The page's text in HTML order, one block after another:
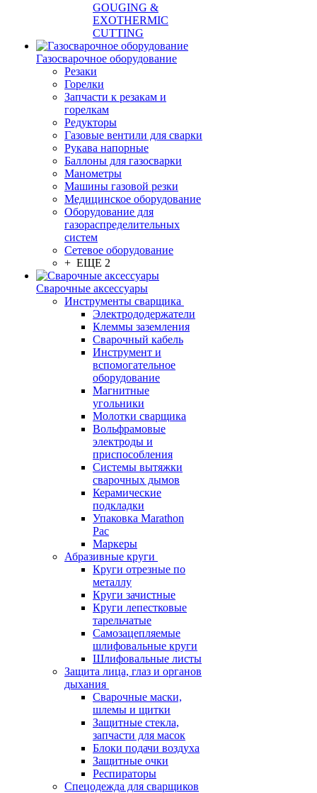
GOUGING &
EXOTHERMIC
CUTTING
Газосварочное оборудование
Резаки
Горелки
Запчасти к резакам и
горелкам
Редукторы
Газовые вентили для сварки
Рукава напорные
Баллоны для газосварки
Манометры
Машины газовой резки
Медицинское оборудование
Оборудование для
газораспределительных
систем
Сетевое оборудование
+ ЕЩЕ 2
Сварочные аксессуары
Инструменты сварщика
Электрододержатели
Клеммы заземления
Сварочный кабель
Инструмент и
вспомогательное
оборудование
Магнитные
угольники
Молотки сварщика
Вольфрамовые
электроды и
приспособления
Системы вытяжки
сварочных дымов
Керамические
подкладки
Упаковка Marathon
Pac
Маркеры
Абразивные круги
Круги отрезные по
металлу
Круги зачистные
Круги лепестковые
тарельчатые
Самозацепляемые
шлифовальные круги
Шлифовальные листы
Защита лица, глаз и органов
дыхания
Сварочные маски,
шлемы и щитки
Защитные стекла,
запчасти для масок
Блоки подачи воздуха
Защитные очки
Респираторы
Спецодежда для сварщиков